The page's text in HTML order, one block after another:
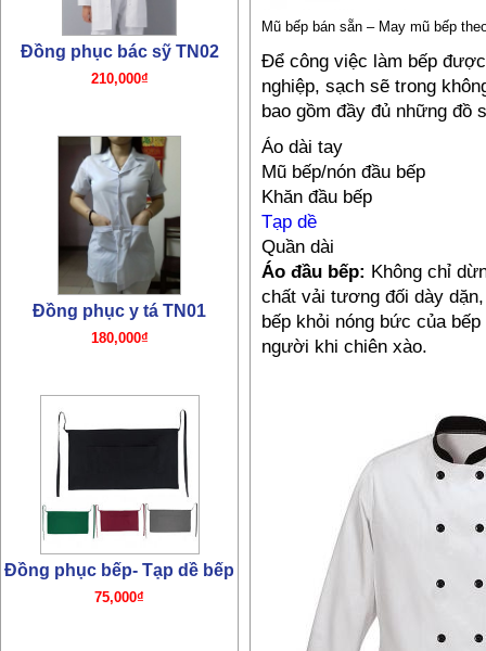
Mũ bếp bán sẵn – May mũ bếp
Để công việc làm bếp
nghiệp, sạch sẽ trong
bao gồm đầy đủ những đồ
Áo dài tay
Mũ bếp/nón đầu bếp
Khăn đầu bếp
Tạp dề
Quần dài
Áo đầu bếp: Không chỉ
chất vải tương đối dày
bếp khỏi nóng bức của
người khi chiên xào.
Đồng phục bác sỹ TN02
210,000₫
Đồng phục y tá TN01
180,000₫
Đồng phục bếp- Tạp dề bếp
75,000₫